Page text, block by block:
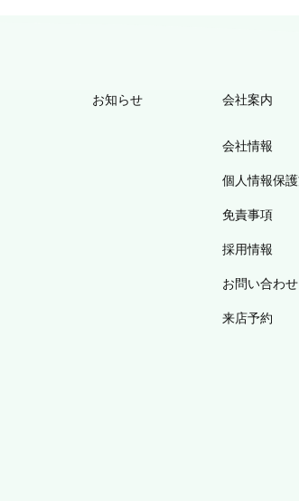
お知らせ 会社案内
会社情報
個人情報保
免責事項
採用情報
お問い合わせ
来店予約